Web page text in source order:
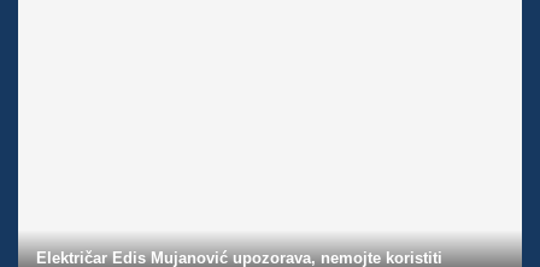
Električar Edis Mujanović upozorava, nemojte koristiti